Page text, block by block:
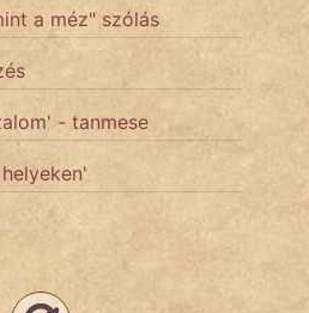
a méz" szólás
- tanmese